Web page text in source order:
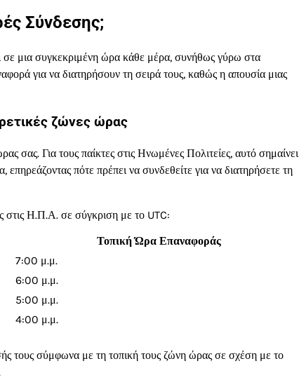
Σύνδεσης;
μια συγκεκριμένη ώρα κάθε μέρα, συνήθως γύρω στα
για να διατηρήσουν τη σειρά τους, καθώς η απουσία μιας
ζώνες ώρας
σας. Για τους παίκτες στις Ηνωμένες Πολιτείες, αυτό σημαίνει
πότε πρέπει να συνδεθείτε για να διατηρήσετε τη
στις Η.Π.Α. σε σύγκριση με το UTC:
Τοπική Ώρα Επαναφοράς
7:00 μ.μ.
6:00 μ.μ.
5:00 μ.μ.
4:00 μ.μ.
τους σύμφωνα με τη τοπική τους ζώνη ώρας σε σχέση με το